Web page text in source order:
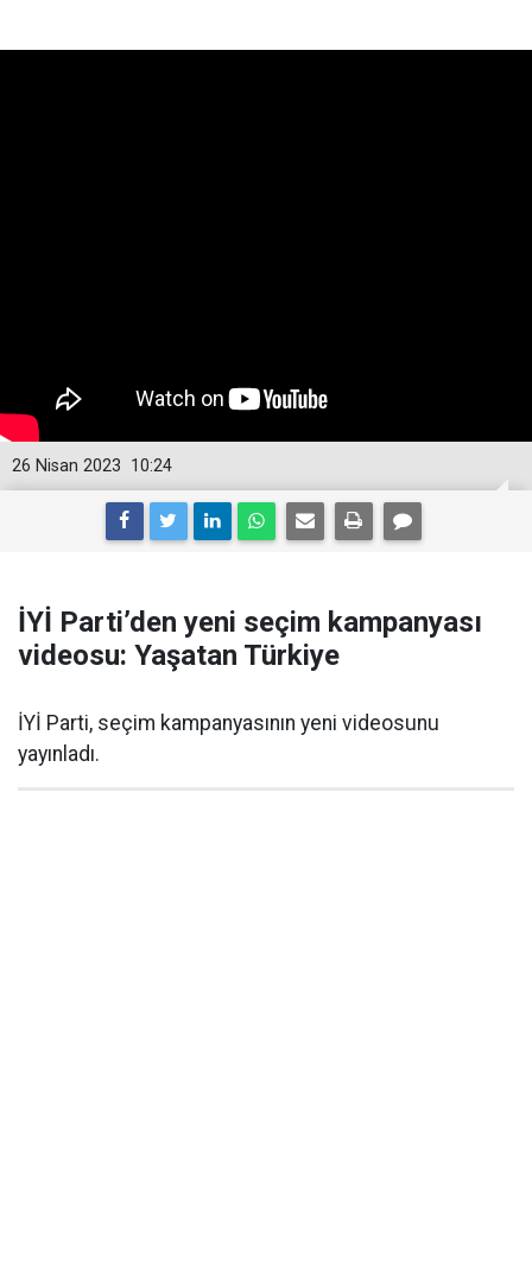
10:24
26 Nisan 2023
İYİ Parti’den yeni seçim kampanyası
videosu: Yaşatan Türkiye
İYİ Parti, seçim kampanyasının yeni videosunu
yayınladı.